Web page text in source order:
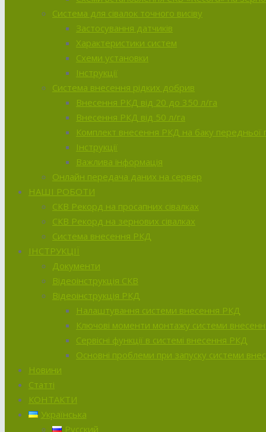
Система для сівалок точного висіву
Застосування датчиків
Характеристики систем
Схеми установки
Інструкції
Система внесення рідких добрив
Внесення РКД від 20 до 350 л/га
Внесення РКД від 50 л/га
Комплект внесення РКД на баку передньої
Інструкції
Важлива інформація
Онлайн передача даних на сервер
НАШІ РОБОТИ
СКВ Рекорд на просапних сівалках
СКВ Рекорд на зернових сівалках
Система внесення РКД
ІНСТРУКЦІЇ
Документи
Відеоінструкція СКВ
Відеоінструкція РКД
Налаштування системи внесення РКД
Ключові моменти монтажу системи
Сервісні функції в системі внесення РКД
Основні проблеми при запуску системи
Новини
Статті
КОНТАКТИ
Українська
Русский